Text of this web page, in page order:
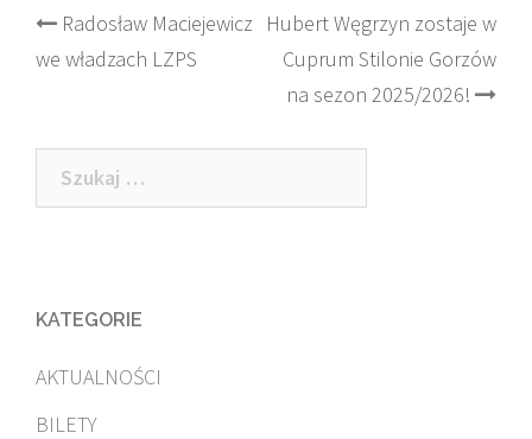
Post
navigation
Radosław Maciejewicz
we władzach LZPS
Hubert Węgrzyn zostaje w
Cuprum Stilonie Gorzów
na sezon 2025/2026!
Szukaj:
KATEGORIE
AKTUALNOŚCI
BILETY